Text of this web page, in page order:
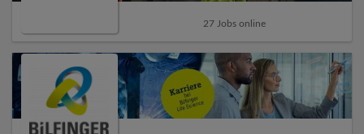
27 Jobs online